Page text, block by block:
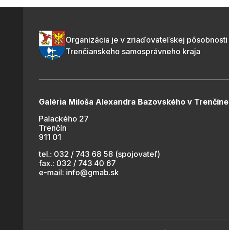
Organizácia je v zriaďovateľskej pôsobnosti
Trenčianskeho samosprávneho kraja
Galéria Miloša Alexandra Bazovského v Trenčíne
Palackého 27
Trenčín
911 01
tel.: 032 / 743 68 58 (spojovateľ)
fax.: 032 / 743 40 67
e-mail: info@gmab.sk